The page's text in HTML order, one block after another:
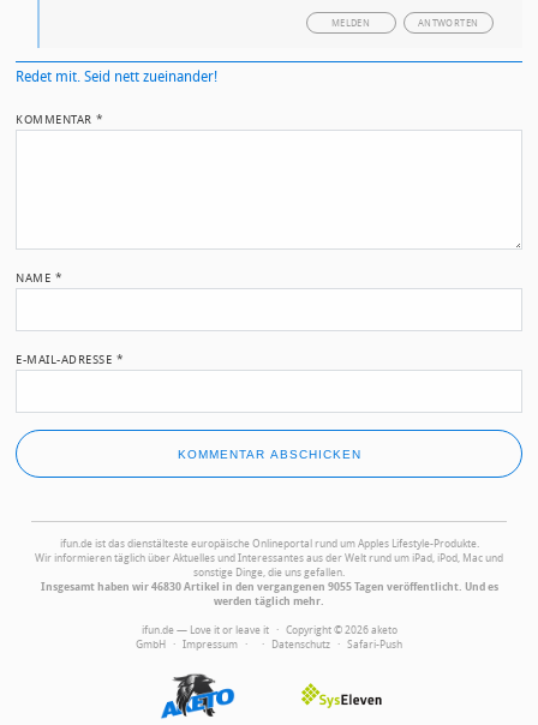
ANTWORTEN
MELDEN
Redet mit. Seid nett zueinander!
KOMMENTAR*
NAME *
E-MAIL-ADRESSE *
ifun.de ist das dienstälteste europäische Onlineportal rund um Apples Lifestyle-Produkte.
Wir informieren täglich über Aktuelles und Interessantes aus der Welt rund um iPad, iPod, Mac und
sonstige Dinge, die uns gefallen.
Insgesamt haben wir 46830 Artikel in den vergangenen 9055 Tagen veröffentlicht. Und es
werden täglich mehr.
ifun.de — Love it or leave it · Copyright © 2026 aketo
GmbH · Impressum · · Datenschutz · Safari-Push